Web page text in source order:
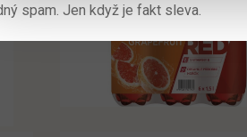
spam. Jen když je fakt sleva.